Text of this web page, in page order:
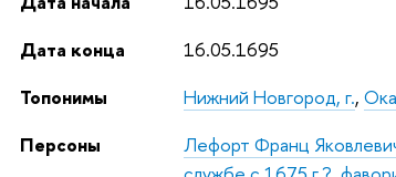
Дата конца
16.05.1695
Топонимы
Нижний Новгород, г.,
Персоны
Лефорт Франц